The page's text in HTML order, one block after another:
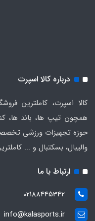
درباره کالا اسپرت
کالا اسپرت، کاملترین
همچون تیپ ها، باند ها،
حوزه تجهیزات ورزشی
والیبال، بسکتبال و ...
ارتباط با ما
02188445342
info@kalasports.ir